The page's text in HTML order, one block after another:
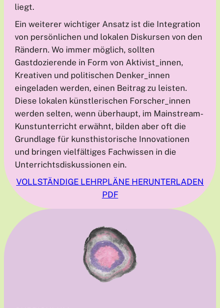
liegt.
Ein weiterer wichtiger Ansatz ist die Integration
von persönlichen und lokalen Diskursen von den
Rändern. Wo immer möglich, sollten
Gastdozierende in Form von Aktivist_innen,
Kreativen und politischen Denker_innen
eingeladen werden, einen Beitrag zu leisten.
Diese lokalen künstlerischen Forscher_innen
werden selten, wenn überhaupt, im Mainstream-
Kunstunterricht erwähnt, bilden aber oft die
Grundlage für kunsthistorische Innovationen
und bringen vielfältiges Fachwissen in die
Unterrichtsdiskussionen ein.
VOLLSTÄNDIGE LEHRPLÄNE HERUNTERLADEN
PDF